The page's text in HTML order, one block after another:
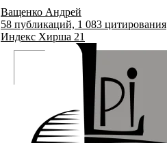
Ващенко Андрей
58 публикаций, 1 083 цитирования
Индекс Хирша 21